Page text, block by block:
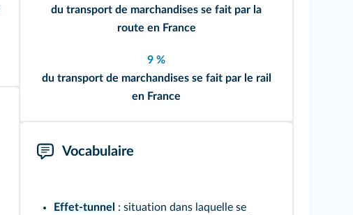
du transport de marchandises se fait par la
route en France
9 %
du transport de marchandises se fait par le rail
en France
Vocabulaire
Effet-tunnel
: situation dans laquelle se